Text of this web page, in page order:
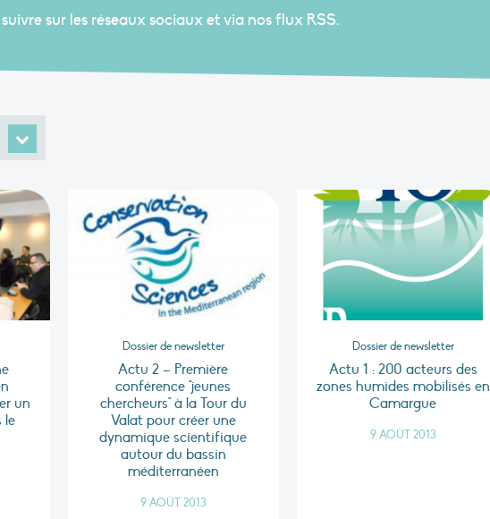
sur les réseaux sociaux et via nos flux RSS.
un
le
Dossier de newsletter
Actu 2 – Première
conférence "jeunes
chercheurs" à la Tour du
Valat pour créer une
dynamique scientifique
autour du bassin
méditerranéen
9 AOÛT 2013
Dossier de newsletter
Actu 1 : 200 acteurs des
zones humides mobilisés en
Camargue
9 AOÛT 2013